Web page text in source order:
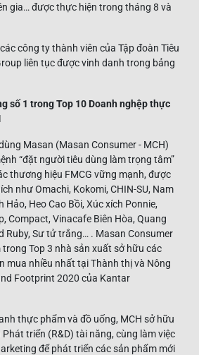
gia… được thực hiện trong tháng 8 và
công ty thành viên của Tập đoàn Tiêu
liên tục được vinh danh trong bảng
số 1 trong Top 10 Doanh nghệp thực
Masan (Masan Consumer - MCH)
“đặt người tiêu dùng làm trọng tâm”
thương hiệu FMCG vững mạnh, được
như Omachi, Kokomi, CHIN-SU, Nam
Hảo, Heo Cao Bồi, Xúc xích Ponnie,
Compact, Vinacafe Biên Hòa, Quang
Ruby, Sư tử trắng… . Masan Consumer
trong Top 3 nhà sản xuất sở hữu các
mua nhiều nhất tại Thành thị và Nông
Footprint 2020 của Kantar
thực phẩm và đồ uống, MCH sở hữu
triển (R&D) tài năng, cùng làm việc
để phát triển các sản phẩm mới